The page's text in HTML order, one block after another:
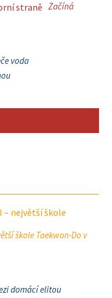
Začíná
voda
škole Taekwon-Do v
domácí elitou